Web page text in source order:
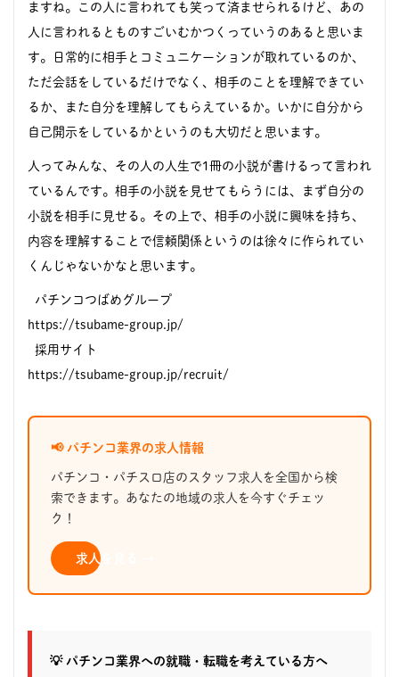
ますね。この人に言われても笑って済ませられるけど、あの
人に言われるとものすごいむかつくっていうのあると思いま
す。日常的に相手とコミュニケーションが取れているのか、
ただ会話をしているだけでなく、相手のことを理解できてい
るか、また自分を理解してもらえているか。いかに自分から
自己開示をしているかというのも大切だと思います。
人ってみんな、その人の人生で1冊の小説が書けるって言われ
ているんです。相手の小説を見せてもらうには、まず自分の
小説を相手に見せる。その上で、相手の小説に興味を持ち、
内容を理解することで信頼関係というのは徐々に作られてい
くんじゃないかなと思います。
パチンコつばめグループ
https://tsubame-group.jp/
採用サイト
https://tsubame-group.jp/recruit/
📢 パチンコ業界の求人情報
パチンコ・パチスロ店のスタッフ求人を全国から検
索できます。あなたの地域の求人を今すぐチェッ
ク！
求人を見る →
💡 パチンコ業界への就職・転職を考えている方へ